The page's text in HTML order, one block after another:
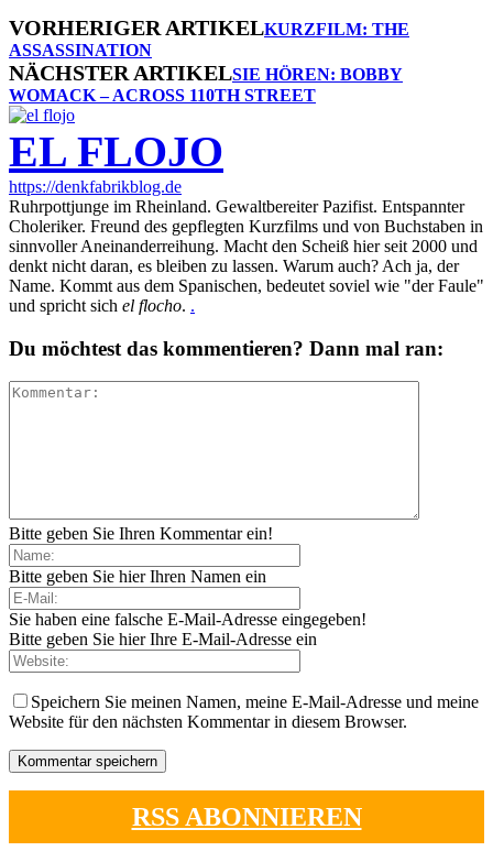
VORHERIGER ARTIKELKURZFILM: THE
ASSASSINATION
NÄCHSTER ARTIKELSIE HÖREN: BOBBY
WOMACK – ACROSS 110TH STREET
EL FLOJO
https://denkfabrikblog.de
Ruhrpottjunge im Rheinland. Gewaltbereiter Pazifist. Entspannter
Choleriker. Freund des gepflegten Kurzfilms und von Buchstaben in
sinnvoller Aneinanderreihung. Macht den Scheiß hier seit 2000 und
denkt nicht daran, es bleiben zu lassen. Warum auch? Ach ja, der
Name. Kommt aus dem Spanischen, bedeutet soviel wie "der Faule"
und spricht sich el flocho. .
Du möchtest das kommentieren? Dann mal ran:
Bitte geben Sie Ihren Kommentar ein!
Bitte geben Sie hier Ihren Namen ein
Sie haben eine falsche E-Mail-Adresse eingegeben!
Bitte geben Sie hier Ihre E-Mail-Adresse ein
Speichern Sie meinen Namen, meine E-Mail-Adresse und meine
Website für den nächsten Kommentar in diesem Browser.
RSS ABONNIEREN